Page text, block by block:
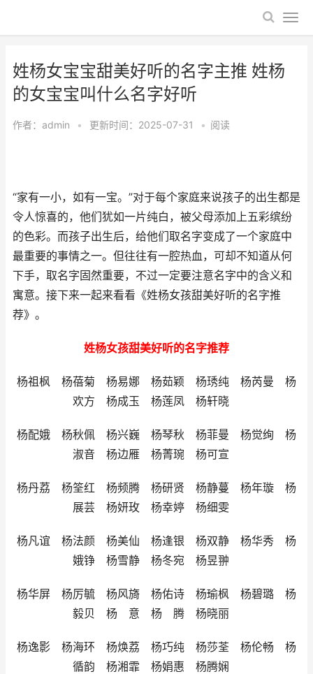
姓杨女宝宝甜美好听的名字主推 姓杨
的女宝宝叫什么名字好听
作者： admin • 更新时间：2025-07-31 • 阅读
“家有一小，如有一宝。”对于每个家庭来说孩子的出生都是
令人惊喜的，他们犹如一片纯白，被父母添加上五彩缤纷
的色彩。而孩子出生后，给他们取名字变成了一个家庭中
最重要的事情之一。但往往有一腔热血，可却不知道从何
下手，取名字固然重要，不过一定要注意名字中的含义和
寓意。接下来一起来看看《姓杨女孩甜美好听的名字推
荐》。
姓杨女孩甜美好听的名字推荐
杨祖枫 杨蓓菊 杨易娜 杨茹颖 杨琇纯 杨芮曼 杨
欢方 杨成玉 杨莲凤 杨轩晓
杨配娥 杨秋佩 杨兴巍 杨琴秋 杨菲曼 杨觉绚 杨
淑音 杨边雁 杨菁琬 杨可宣
杨丹荔 杨筌红 杨频腾 杨研贤 杨静蔓 杨年璇 杨
展芸 杨妍玫 杨幸婷 杨细雯
杨凡谊 杨法颜 杨美仙 杨逢银 杨双静 杨华秀 杨
娥铮 杨雪静 杨冬宛 杨昱翀
杨华屏 杨厉毓 杨风旖 杨佑诗 杨瑜枫 杨碧璐 杨
毅贝 杨 意 杨 腾 杨晓丽
杨逸影 杨海环 杨焕荔 杨巧纯 杨莎荃 杨伦畅 杨
循韵 杨湘霏 杨娟惠 杨腾娴